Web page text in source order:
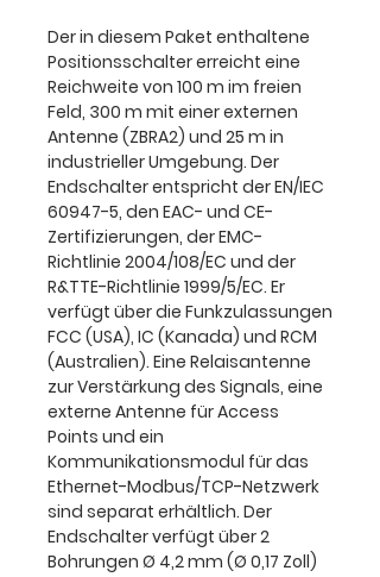
Der in diesem Paket enthaltene
Positionsschalter erreicht eine
Reichweite von 100 m im freien
Feld, 300 m mit einer externen
Antenne (ZBRA2) und 25 m in
industrieller Umgebung. Der
Endschalter entspricht der EN/IEC
60947-5, den EAC- und CE-
Zertifizierungen, der EMC-
Richtlinie 2004/108/EC und der
R&TTE-Richtlinie 1999/5/EC. Er
verfügt über die Funkzulassungen
FCC (USA), IC (Kanada) und RCM
(Australien). Eine Relaisantenne
zur Verstärkung des Signals, eine
externe Antenne für Access
Points und ein
Kommunikationsmodul für das
Ethernet-Modbus/TCP-Netzwerk
sind separat erhältlich. Der
Endschalter verfügt über 2
Bohrungen Ø 4,2 mm (Ø 0,17 Zoll)